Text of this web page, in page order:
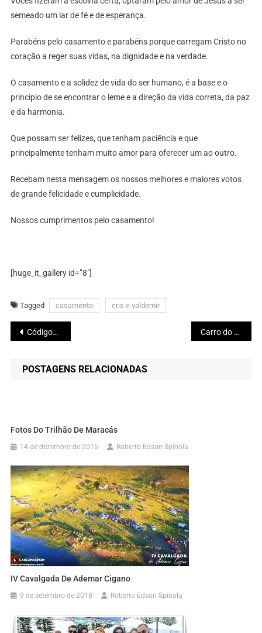
semeado um lar de fé e de esperança.
Parabéns pelo casamento e parabéns porque carregam Cristo no
coração a reger suas vidas, na dignidade e na verdade.
O casamento e a solidez de vida do ser humano, é a base e o
princípio de se encontrar o leme e a direção da vida correta, da paz
e da harmonia.
Que possam ser felizes, que tenham paciência e que
principalmente tenham muito amor para oferecer um ao outro.
Recebam nesta mensagem os nossos melhores e maiores votos
de grande felicidade e cumplicidade.
Nossos cumprimentos pelo casamento!
[huge_it_gallery id=”8″]
Tagged casamento cris e valdemir
Navegação
de
Post
Códigos Secretos da Netflix Carro do Futuro chegou!
POSTAGENS RELACIONADAS
Fotos Do Trilhão De Maracás
14 de dezembro de 2016 Roberto Edson Spínola
IV Cavalgada De Ademar Cigano
9 de setembro de 2018 Roberto Edson Spínola